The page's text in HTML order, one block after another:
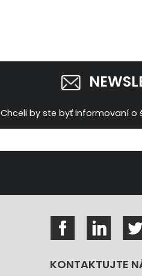
Chceli by ste byť informovaní o
KONTAKTUJTE